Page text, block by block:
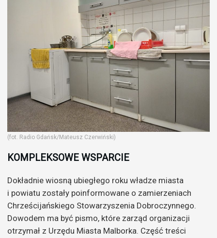
(fot. Radio Gdańsk/Mateusz Czerwiński)
KOMPLEKSOWE WSPARCIE
Dokładnie wiosną ubiegłego roku władze miasta
i powiatu zostały poinformowane o zamierzeniach
Chrześcijańskiego Stowarzyszenia Dobroczynnego.
Dowodem ma być pismo, które zarząd organizacji
otrzymał z Urzędu Miasta Malborka. Część treści